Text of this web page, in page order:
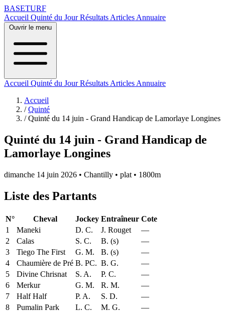
BASETURF
Accueil Quinté du JourRésultats Articles Annuaire
Ouvrir le menu
Accueil Quinté du JourRésultats Articles Annuaire
Accueil
/ Quinté
/ Quinté du 14 juin - Grand Handicap de Lamorlaye Longines
Quinté du 14 juin - Grand Handicap de
Lamorlaye Longines
dimanche 14 juin 2026 • Chantilly • plat • 1800m
Liste des Partants
N° Cheval Jockey Entraîneur Cote
1
Maneki D. C. J. Rouget
—
2
Calas S. C. B. (s)
—
3
Tiego The First G. M. B. (s)
—
4
Chaumière de Pré B. PC. B. G.
—
5
Divine Chrisnat S. A. P. C.
—
6
Merkur G. M. R. M.
—
7
Half Half P. A. S. D.
—
8
Pumalin Park L. C. M. G.
—